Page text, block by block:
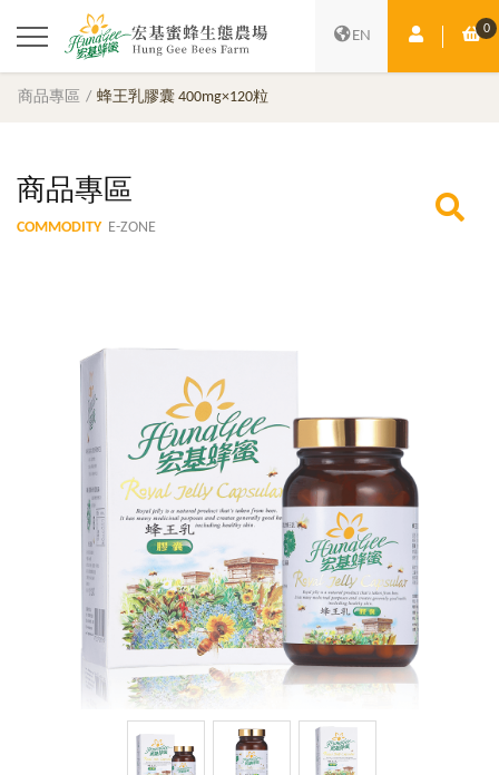
EN 會員中心0
購
商品專區 蜂王乳膠囊 400mg×120粒
商品專區
COMMODITY E-ZONE